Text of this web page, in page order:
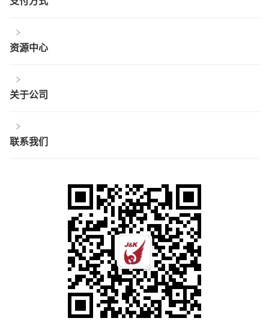
资源中心
关于公司
联系我们